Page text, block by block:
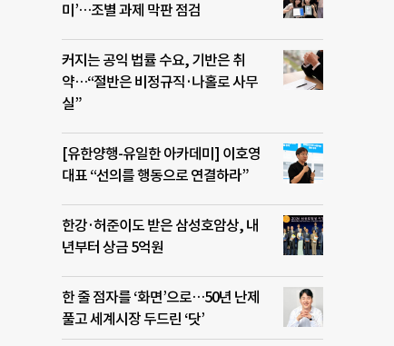
미’…조별 과제 막판 점검
커지는 공익 법률 수요, 기반은 취
약…“절반은 비정규직·나홀로 사무
실”
[유한양행-유일한 아카데미] 이호영
대표 “선의를 행동으로 연결하라”
한강·허준이도 받은 삼성호암상, 내
년부터 상금 5억원
한 줄 점자를 ‘화면’으로…50년 난제
풀고 세계시장 두드린 ‘닷’